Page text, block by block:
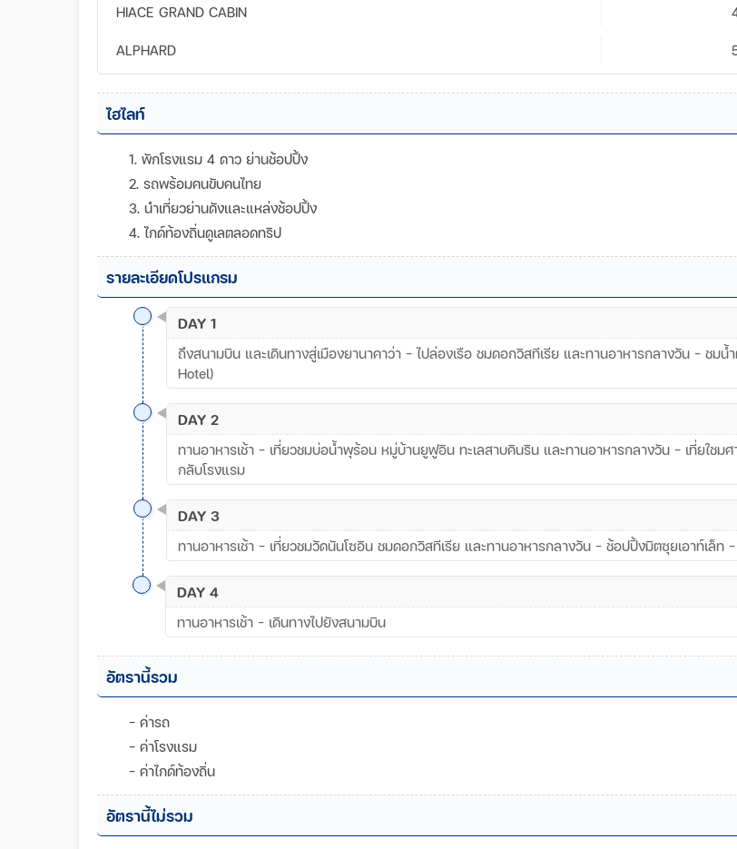
HIACE GRAND CABIN
ALPHARD
ไฮไลท์
1. พักโรงแรม 4 ดาว ย่านช้อปปิ้ง
2. รถพร้อมคนขับคนไทย
3. นำเที่ยวย่านดังและแหล่งช้อปปิ้ง
4. ไกด์ท้องถิ่นดูเลตลอดทริป
รายละเอียดโปรแกรม
DAY 1
ถึงสนามบิน และเดินทางสู่เมืองยานาคาว่า - ไปล่องเรือ ชมดอกวิสทีเรีย และทานอาหารกลางวัน - ชม
Hotel)
DAY 2
ทานอาหารเช้า - เที่ยวชมบ่อน้ำพุร้อน หมู่บ้านยูฟูอิน ทะเลสาบคินริน และทานอาหารกลางวัน - เที่ยใชม
กลับโรงแรม
DAY 3
ทานอาหารเช้า - เที่ยวชมวัดนันโซอิน ชมดอกวิสทีเรีย และทานอาหารกลางวัน - ช้อปปิ้งมิตซุยเอาท์เล็ท
DAY 4
ทานอาหารเช้า - เดินทางไปยังสนามบิน
อัตรานี้รวม
- ค่ารถ
- ค่าโรงแรม
- ค่าไกด์ท้องถิ่น
อัตรานี้ไม่รวม